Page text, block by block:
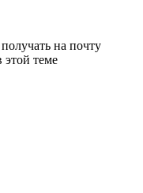
на почту
этой теме